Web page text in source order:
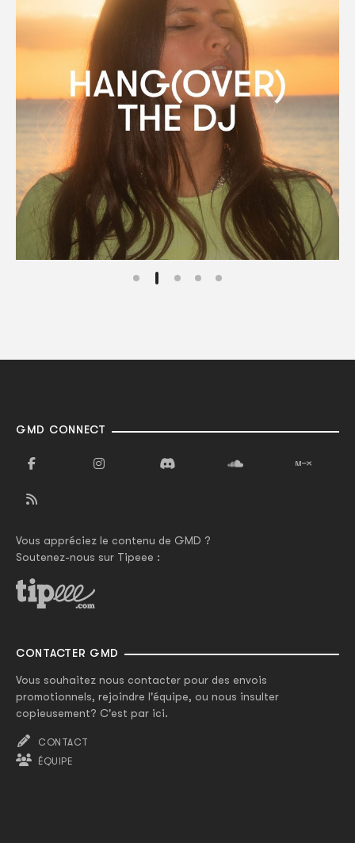
GMD CONNECT
Vous appréciez le contenu de GMD ?
Soutenez-nous sur Tipeee :
CONTACTER GMD
Vous souhaitez nous contacter pour des envois
promotionnels, rejoindre l'équipe, ou nous insulter
copieusement? C'est par ici.
CONTACT
ÉQUIPE